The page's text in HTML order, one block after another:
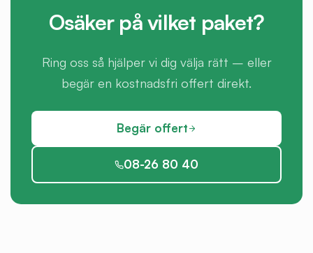
Osäker på vilket paket?
Ring oss så hjälper vi dig välja rätt – eller
begär en kostnadsfri offert direkt.
Begär offert
08-26 80 40